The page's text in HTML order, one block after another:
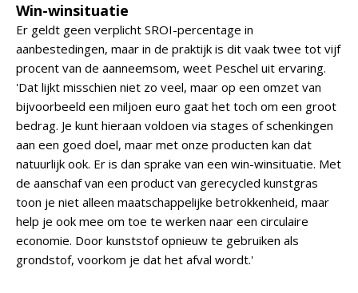
Win-winsituatie
Er geldt geen verplicht SROI-percentage in
aanbestedingen, maar in de praktijk is dit vaak twee tot vijf
procent van de aanneemsom, weet Peschel uit ervaring.
'Dat lijkt misschien niet zo veel, maar op een omzet van
bijvoorbeeld een miljoen euro gaat het toch om een groot
bedrag. Je kunt hieraan voldoen via stages of schenkingen
aan een goed doel, maar met onze producten kan dat
natuurlijk ook. Er is dan sprake van een win-winsituatie. Met
de aanschaf van een product van gerecycled kunstgras
toon je niet alleen maatschappelijke betrokkenheid, maar
help je ook mee om toe te werken naar een circulaire
economie. Door kunststof opnieuw te gebruiken als
grondstof, voorkom je dat het afval wordt.'